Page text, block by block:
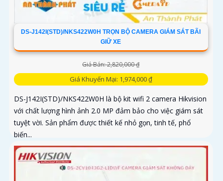
DS-J142I(STD)/NKS422W0H TRỌN BỘ CAMERA GIÁM SÁT BÃI
GIỮ XE
Giá Bán: 2,820,000 ₫
Giá Khuyến Mại: 1,974,000 ₫
DS-J142I(STD)/NKS422W0H là bộ kit wifi 2 camera Hikvision
với chất lượng hình ảnh 2.0 MP đảm bảo cho việc giám sát
tuyệt vời. Sản phẩm được thiết kế nhỏ gọn, tinh tế, phổ
biến...